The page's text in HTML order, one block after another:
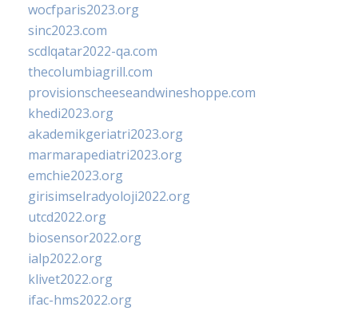
wocfparis2023.org
sinc2023.com
scdlqatar2022-qa.com
thecolumbiagrill.com
provisionscheeseandwineshoppe.com
khedi2023.org
akademikgeriatri2023.org
marmarapediatri2023.org
emchie2023.org
girisimselradyoloji2022.org
utcd2022.org
biosensor2022.org
ialp2022.org
klivet2022.org
ifac-hms2022.org